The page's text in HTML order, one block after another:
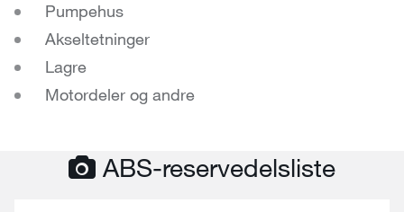
Pumpehus
Akseltetninger
Lagre
Motordeler og andre
ABS-reservedelsliste